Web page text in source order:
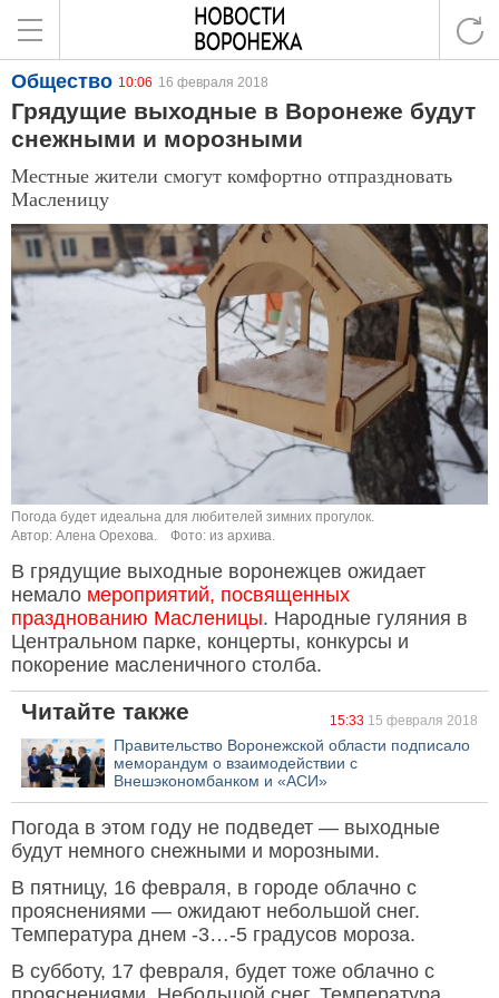
Общество 10:06 16 февраля 2018
Грядущие выходные в Воронеже будут
снежными и морозными
Местные жители смогут комфортно отпраздновать
Масленицу
Погода будет идеальна для любителей зимних прогулок.
Автор: Алена Орехова.
Фото: из архива.
В грядущие выходные воронежцев ожидает
немало мероприятий, посвященных
празднованию Масленицы. Народные гуляния в
Центральном парке, концерты, конкурсы и
покорение масленичного столба.
Читайте также 15:33 15 февраля 2018
Правительство Воронежской области подписало
меморандум о взаимодействии с
Внешэкономбанком и «АСИ»
Погода в этом году не подведет — выходные
будут немного снежными и морозными.
В пятницу, 16 февраля, в городе облачно с
прояснениями — ожидают небольшой снег.
Температура днем -3…-5 градусов мороза.
В субботу, 17 февраля, будет тоже облачно с